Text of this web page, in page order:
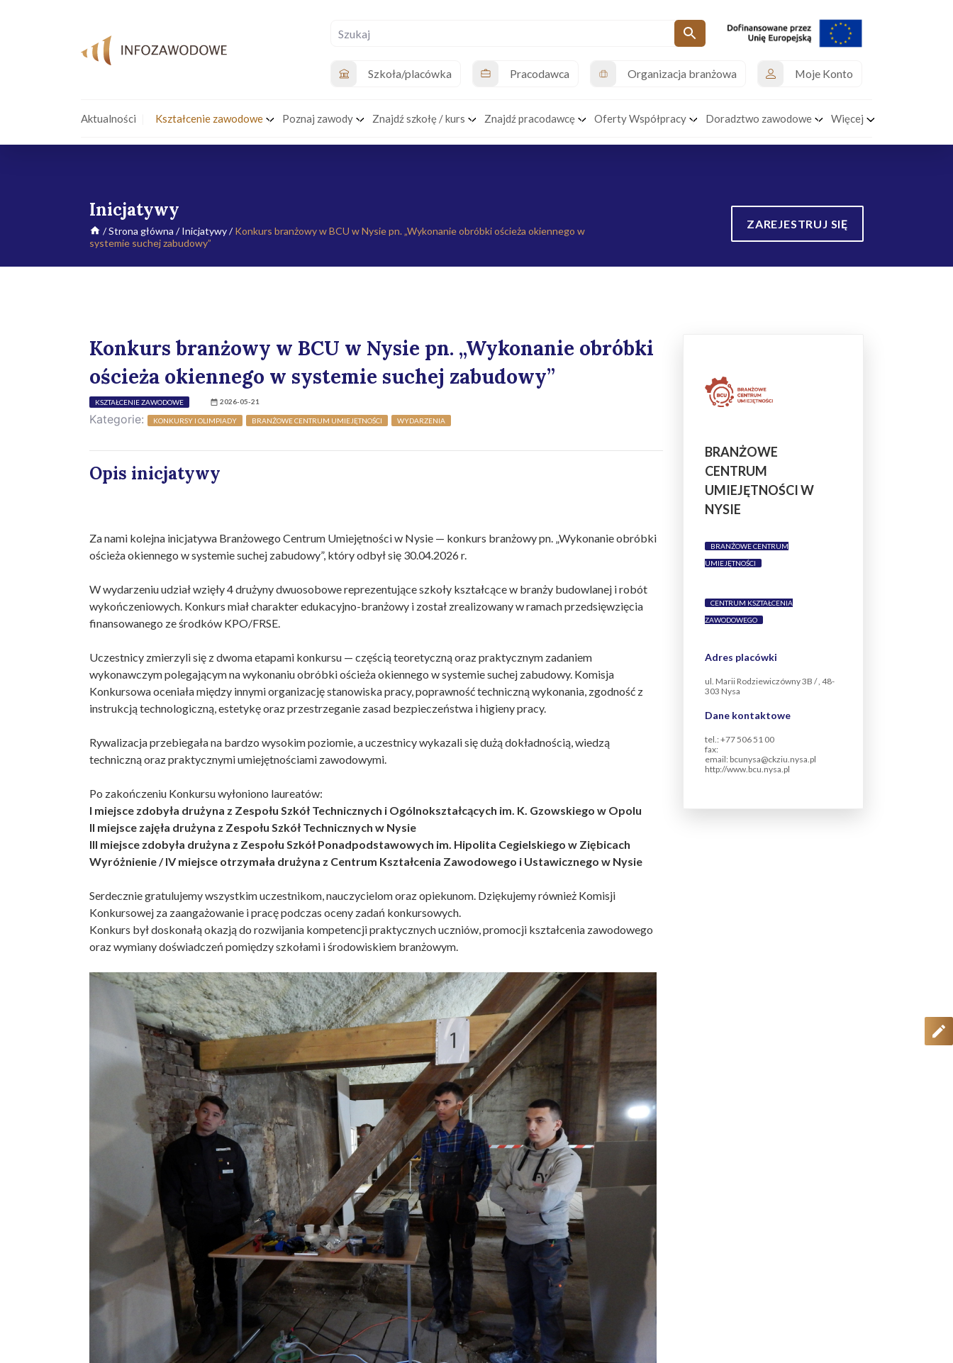
Szkoła/placówka Pracodawca Organizacja branżowa Moje Konto
Aktualności Kształcenie zawodowe Poznaj zawody Znajdź szkołę / kurs Znajdź pracodawcę Oferty Współpracy Doradztwo zawodowe Więcej
Inicjatywy
/Strona główna /Inicjatywy/Konkurs branżowy w BCU w Nysie pn. „Wykonanie obróbki ościeża okiennego w
systemie suchej zabudowy”
ZAREJESTRUJ SIĘ
Konkurs branżowy w BCU w Nysie pn. „Wykonanie obróbki
ościeża okiennego w systemie suchej zabudowy”
KSZTAŁCENIE ZAWODOWE 2026-05-21
Kategorie: KONKURSY I OLIMPIADY BRANŻOWE CENTRUM UMIEJĘTNOŚCI WYDARZENIA
Opis inicjatywy
Za nami kolejna inicjatywa Branżowego Centrum Umiejętności w Nysie — konkurs branżowy pn. „Wykonanie obróbki
ościeża okiennego w systemie suchej zabudowy”, który odbył się 30.04.2026 r.
W wydarzeniu udział wzięły 4 drużyny dwuosobowe reprezentujące szkoły kształcące w branży budowlanej i robót
wykończeniowych. Konkurs miał charakter edukacyjno-branżowy i został zrealizowany w ramach przedsięwzięcia
finansowanego ze środków KPO/FRSE.
Uczestnicy zmierzyli się z dwoma etapami konkursu — częścią teoretyczną oraz praktycznym zadaniem
wykonawczym polegającym na wykonaniu obróbki ościeża okiennego w systemie suchej zabudowy. Komisja
Konkursowa oceniała między innymi organizację stanowiska pracy, poprawność techniczną wykonania, zgodność z
instrukcją technologiczną, estetykę oraz przestrzeganie zasad bezpieczeństwa i higieny pracy.
Rywalizacja przebiegała na bardzo wysokim poziomie, a uczestnicy wykazali się dużą dokładnością, wiedzą
techniczną oraz praktycznymi umiejętnościami zawodowymi.
Po zakończeniu Konkursu wyłoniono laureatów:
I miejsce zdobyła drużyna z Zespołu Szkół Technicznych i Ogólnokształcących im. K. Gzowskiego w Opolu
II miejsce zajęła drużyna z Zespołu Szkół Technicznych w Nysie
III miejsce zdobyła drużyna z Zespołu Szkół Ponadpodstawowych im. Hipolita Cegielskiego w Ziębicach
Wyróżnienie / IV miejsce otrzymała drużyna z Centrum Kształcenia Zawodowego i Ustawicznego w Nysie
Serdecznie gratulujemy wszystkim uczestnikom, nauczycielom oraz opiekunom. Dziękujemy również Komisji
Konkursowej za zaangażowanie i pracę podczas oceny zadań konkursowych.
Konkurs był doskonałą okazją do rozwijania kompetencji praktycznych uczniów, promocji kształcenia zawodowego
oraz wymiany doświadczeń pomiędzy szkołami i środowiskiem branżowym.
BRANŻOWE
CENTRUM
UMIEJĘTNOŚCI W
NYSIE
BRANŻOWE CENTRUM
UMIEJĘTNOŚCI
CENTRUM KSZTAŁCENIA
ZAWODOWEGO
Adres placówki
ul. Marii Rodziewiczówny 3B / , 48-
303 Nysa
Dane kontaktowe
tel.: +77 506 51 00
fax:
email: bcunysa@ckziu.nysa.pl
http://www.bcu.nysa.pl